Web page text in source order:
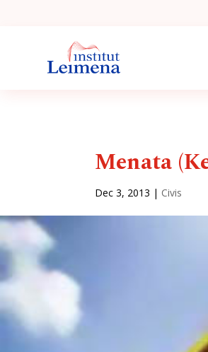
Menata
Dec 3, 2013 | Civis